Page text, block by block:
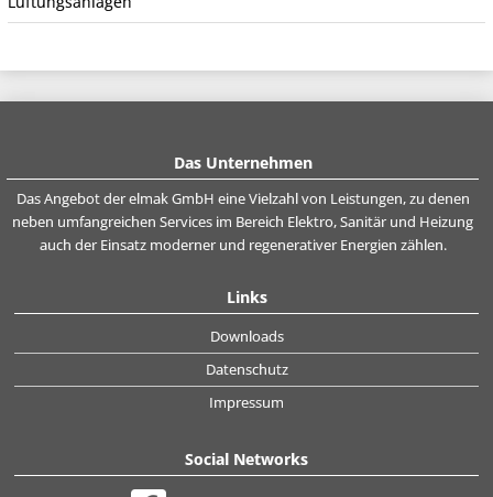
Das Unternehmen
Das Angebot der elmak GmbH eine Vielzahl von Leistungen, zu denen
neben umfangreichen Services im Bereich Elektro, Sanitär und Heizung
auch der Einsatz moderner und regenerativer Energien zählen.
Links
Downloads
Datenschutz
Impressum
Social Networks